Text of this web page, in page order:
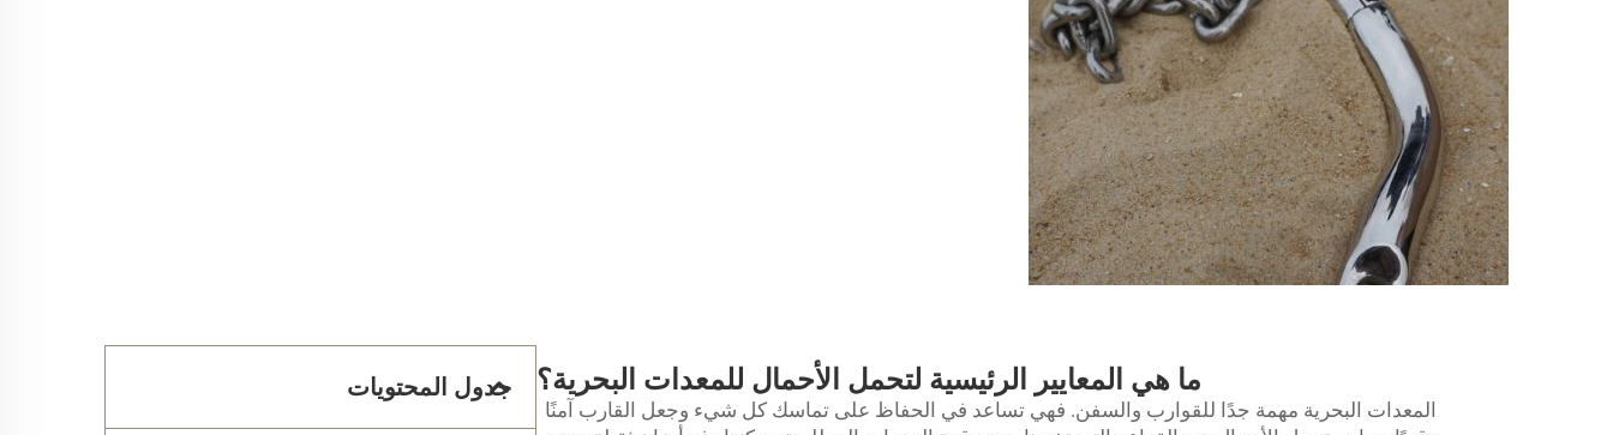
ما هي المعايير الرئيسية لتحمل الأحمال للمعدات البحرية؟
المعدات البحرية مهمة جدًا للقوارب والسفن. فهي تساعد في الحفاظ على تماسك كل شيء وجعل القارب آمنًا
جدول المحتويات